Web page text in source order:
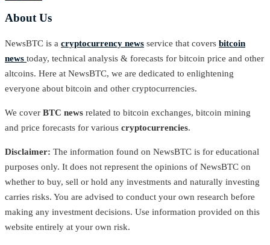
About Us
NewsBTC is a cryptocurrency news service that covers bitcoin
news today, technical analysis & forecasts for bitcoin price and other
altcoins. Here at NewsBTC, we are dedicated to enlightening
everyone about bitcoin and other cryptocurrencies.
We cover BTC news related to bitcoin exchanges, bitcoin mining
and price forecasts for various cryptocurrencies.
Disclaimer: The information found on NewsBTC is for educational
purposes only. It does not represent the opinions of NewsBTC on
whether to buy, sell or hold any investments and naturally investing
carries risks. You are advised to conduct your own research before
making any investment decisions. Use information provided on this
website entirely at your own risk.